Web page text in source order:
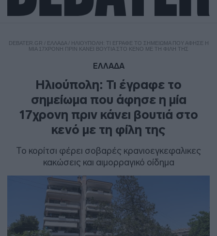
DEBATER.GR / ΕΛΛΑΔΑ/ ΗΛΙΟΎΠΟΛΗ: ΤΙ ΈΓΡΑΦΕ ΤΟ ΣΗΜΕΊΩΜΑ ΠΟΥ ΆΦΗΣΕ Η
ΜΊΑ 17ΧΡΟΝΗ ΠΡΙΝ ΚΆΝΕΙ ΒΟΥΤΙΆ ΣΤΟ ΚΕΝΌ ΜΕ ΤΗ ΦΊΛΗ ΤΗΣ
ΕΛΛΑΔΑ
Ηλιούπολη: Τι έγραφε το
σημείωμα που άφησε η μία
17χρονη πριν κάνει βουτιά στο
κενό με τη φίλη της
Το κορίτσι φέρει σοβαρές κρανιοεγκεφαλικες
κακώσεις και αιμορραγικό οίδημα